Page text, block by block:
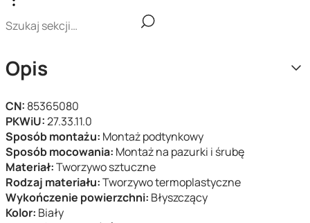
Opis
CN: 85365080
PKWiU:27.33.11.0
Sposób montażu: Montaż podtynkowy
Sposób mocowania: Montaż na pazurki i śrubę
Materiał:Tworzywo sztuczne
Rodzaj materiału:Tworzywo termoplastyczne
Wykończenie powierzchni: Błyszczący
Kolor: Biały